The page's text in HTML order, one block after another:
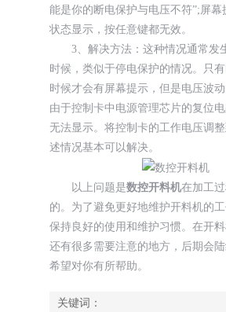
能是你的断电保护与电压不符”;屏幕
状态显示，按任意键都无效。
3、解决方法：这种情况通常发
时候，类似于停电保护的情况。只
时候才会有屏幕提示，但是电压波动
由于控制卡中电源管理芯片的复位
无法显示。将控制卡的工作电压调
述情况基本可以解决。
以上问题是数控开料机在加工
的。为了避免更好地维护开料机的
保持良好的使用和维护习惯。在开料
还有很多需要注意的地方，后期会陆
希望对你有所帮助。
关键词：